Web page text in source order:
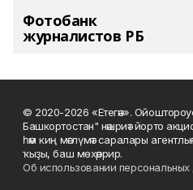
Фотобанк
журналистов РБ
© 2020-2026 «Етегән».
Башкортостан" нәшриәт йорто
һәм киң мәғлүмәт саралары
ҡыҙы, баш мөхәррир.
Об использовании персональных